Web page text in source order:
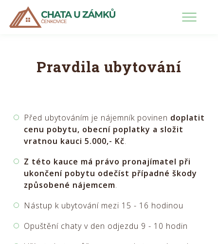
Rezervace
Pravdila ubytování
Před ubytováním je nájemník povinen doplatit
cenu pobytu, obecní poplatky a složit
vratnou kauci 5.000,- Kč.
Z této kauce má právo pronajímatel při
ukončení pobytu odečíst případné škody
způsobené nájemcem.
Nástup k ubytování mezi 15 - 16 hodinou
Opuštění chaty v den odjezdu 9 - 10 hodin